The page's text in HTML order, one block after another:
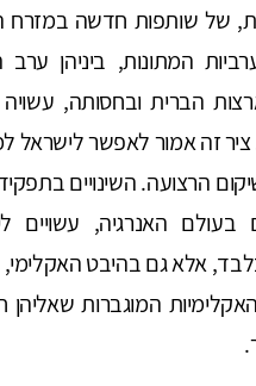
של שותפות חדשה
המתונות, ביניהן
הברית ובחסותה, עשויה
זה אמור לאפשר לישראל
הרצועה. השינויים
בעולם האנרגיה,
אלא גם בהיבט האקלימי,
המוגברות שאליהן